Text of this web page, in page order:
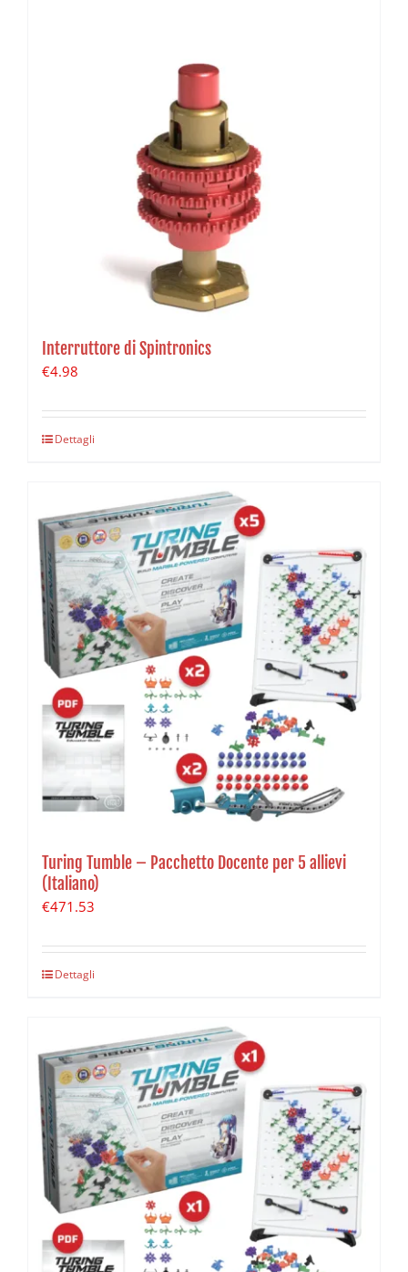
Interruttore di Spintronics
€4.98
Dettagli
Turing Tumble – Pacchetto Docente per 5 allievi
(Italiano)
€471.53
Dettagli